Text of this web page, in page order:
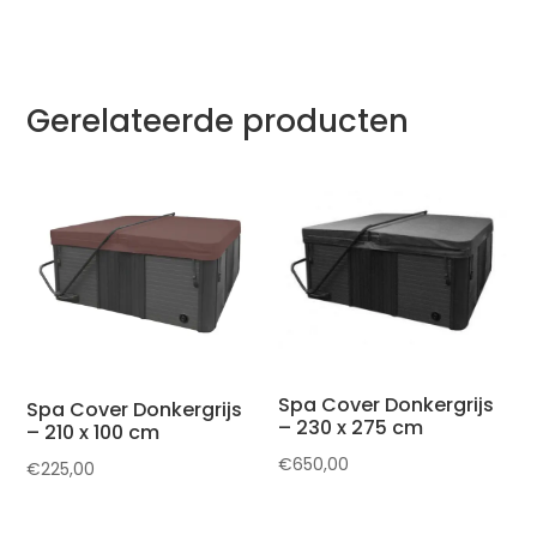
Gerelateerde producten
Spa Cover Donkergrijs
– 210 x 100 cm
€225,00
Spa Cover Donkergrijs
– 230 x 275 cm
€650,00